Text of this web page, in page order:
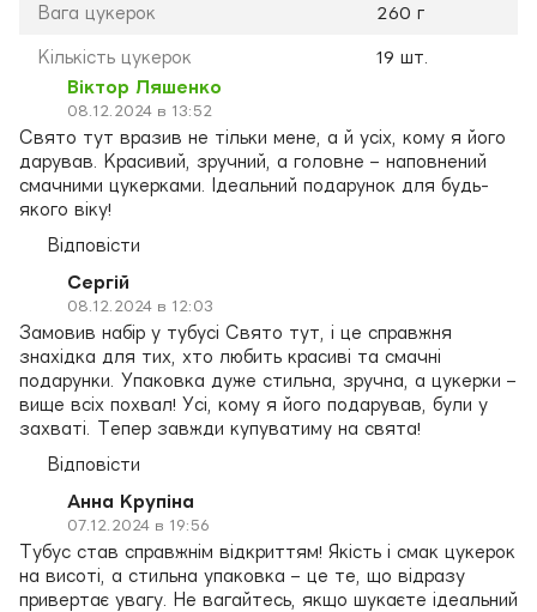
Вага цукерок
260 г
Кількість цукерок
19 шт.
Віктор Ляшенко
08.12.2024 в 13:52
Свято тут вразив не тільки мене, а й усіх, кому я його
дарував. Красивий, зручний, а головне – наповнений
смачними цукерками. Ідеальний подарунок для будь-
якого віку!
Відповісти
Сергій
08.12.2024 в 12:03
Замовив набір у тубусі Свято тут, і це справжня
знахідка для тих, хто любить красиві та смачні
подарунки. Упаковка дуже стильна, зручна, а цукерки –
вище всіх похвал! Усі, кому я його подарував, були у
захваті. Тепер завжди купуватиму на свята!
Відповісти
Анна Крупіна
07.12.2024 в 19:56
Тубус став справжнім відкриттям! Якість і смак цукерок
на висоті, а стильна упаковка – це те, що відразу
привертає увагу. Не вагайтесь, якщо шукаєте ідеальний